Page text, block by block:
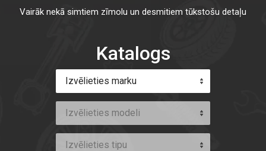
Vairāk nekā simtiem zīmolu un desmitiem tūkstošu detaļu
Katalogs
Izvēlieties marku
Izvēlieties modeli
Izvēlieties tipu